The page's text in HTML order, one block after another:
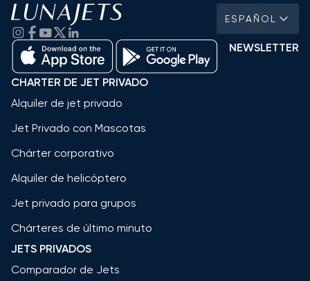
ESPAÑOL
NEWSLETTER
CHARTER DE JET PRIVADO
Alquiler de jet privado
Jet Privado con Mascotas
Chárter corporativo
Alquiler de helicóptero
Jet privado para grupos
Chárteres de último minuto
JETS PRIVADOS
Comparador de Jets